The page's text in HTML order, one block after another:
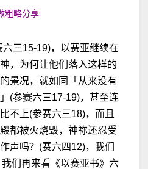
粗略分享:
三15-19)，以赛亚继续在
，为何让他们落入这样的
景况，就如同「从来没有
(参赛六三17-19)，甚至连
不上(参赛六三18)，而且
都被火烧毁，神祢还忍受
声吗？(赛六四12)，我们
们再来看《以赛亚书》六